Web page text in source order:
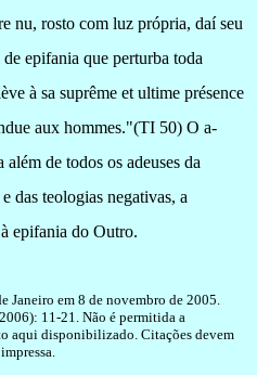
nu, rosto com luz própria, daí seu
epifania que perturba toda
à sa suprême et ultime présence
aux hommes."(TI 50) O a-
de todos os adeuses da
das teologias negativas, a
epifania do Outro.
Janeiro em 8 de novembro de 2005.
11-21. Não é permitida a
aqui disponibilizado. Citações devem